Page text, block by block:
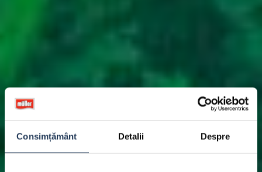
Consimțământ Detalii Despre